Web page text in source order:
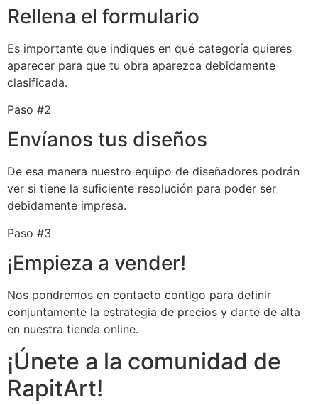
Rellena el formulario
Es importante que indiques en qué categoría quieres
aparecer para que tu obra aparezca debidamente
clasificada.
Paso #2
Envíanos tus diseños
De esa manera nuestro equipo de diseñadores podrán
ver si tiene la suficiente resolución para poder ser
debidamente impresa.
Paso #3
¡Empieza a vender!
Nos pondremos en contacto contigo para definir
conjuntamente la estrategia de precios y darte de alta
en nuestra tienda online.
¡Únete a la comunidad de
RapitArt!